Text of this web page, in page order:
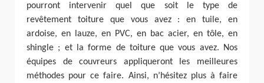
pourront intervenir quel que soit le type de
revêtement toiture que vous avez : en tuile, en
ardoise, en lauze, en PVC, en bac acier, en tôle, en
shingle ; et la forme de toiture que vous avez. Nos
équipes de couvreurs appliqueront les meilleures
méthodes pour ce faire. Ainsi, n’hésitez plus à faire